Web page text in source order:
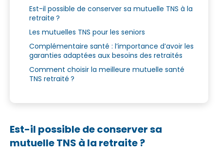
Est-il possible de conserver sa mutuelle TNS à la
retraite ?
Les mutuelles TNS pour les seniors
Complémentaire santé : l’importance d’avoir les
garanties adaptées aux besoins des retraités
Comment choisir la meilleure mutuelle santé
TNS retraité ?
Est-il possible de conserver sa
mutuelle TNS à la retraite ?